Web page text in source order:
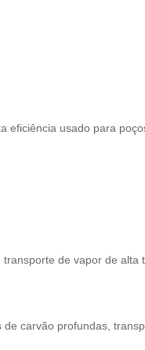
eficiência usado para
de vapor de
carvão profundas,